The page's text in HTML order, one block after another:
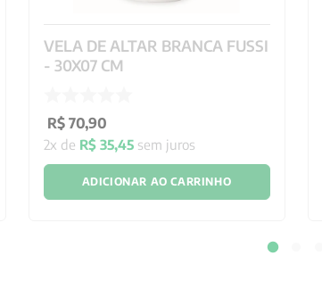
VELA DE ALTAR BRANCA FUSSI
- 30X07 CM
R$ 70,90
2x de R$ 35,45sem juros
ADICIONAR AO CARRINHO